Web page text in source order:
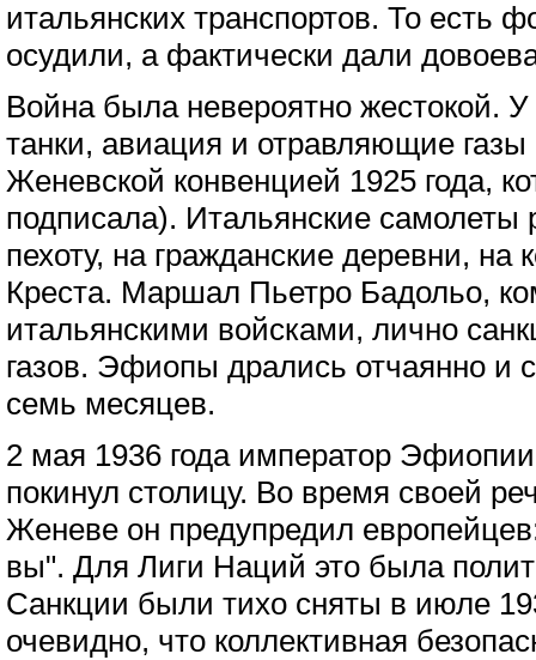
итальянских транспортов. То есть
осудили, а фактически дали
Война была невероятно жестокой.
танки, авиация и отравляющие
Женевской конвенцией 1925 года,
подписала). Итальянские самолеты
пехоту, на гражданские деревни, на
Креста. Маршал Пьетро Бадольо,
итальянскими войсками, лично
газов. Эфиопы дрались отчаянно и
семь месяцев.
2 мая 1936 года император
покинул столицу. Во время своей
Женеве он предупредил
вы". Для Лиги Наций это была
Санкции были тихо сняты в июле
очевидно, что коллективная